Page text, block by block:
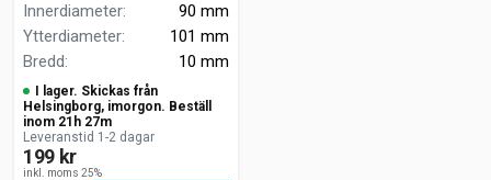
Innerdiameter:
90 mm
Ytterdiameter:
101 mm
Bredd: 10 mm
I lager. Skickas från
Helsingborg, imorgon. Beställ
inom 21h 27m
Leveranstid 1-2 dagar
199 kr
inkl. moms 25%